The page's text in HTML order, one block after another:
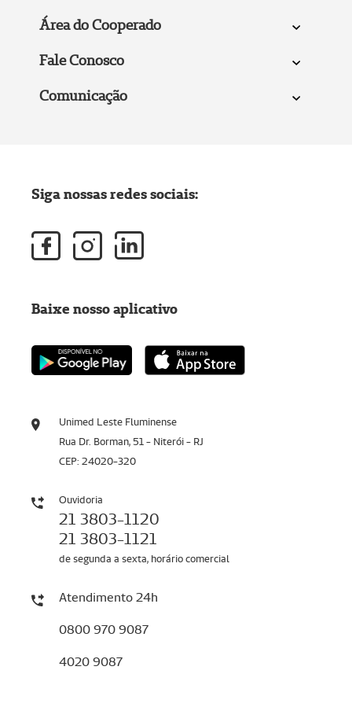
Área do Cooperado
Fale Conosco
Comunicação
Unimed Leste Fluminense
Rua Dr. Borman, 51 - Niterói - RJ
CEP: 24020-320
Ouvidoria
21 3803-1120
21 3803-1121
de segunda a sexta, horário comercial
Atendimento 24h
0800 970 9087
4020 9087
Siga nossas redes sociais:
Baixe nosso aplicativo